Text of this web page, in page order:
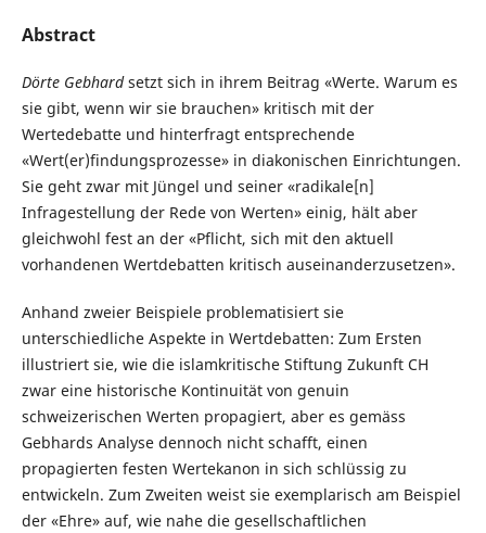
Abstract
Dörte Gebhardsetzt sich in ihrem Beitrag «Werte. Warum es
sie gibt, wenn wir sie brauchen» kritisch mit der
Wertedebatte und hinterfragt entsprechende
«Wert(er)findungsprozesse» in diakonischen Einrichtungen.
Sie geht zwar mit Jüngel und seiner «radikale[n]
Infragestellung der Rede von Werten» einig, hält aber
gleichwohl fest an der «Pflicht, sich mit den aktuell
vorhandenen Wertdebatten kritisch auseinanderzusetzen».
Anhand zweier Beispiele problematisiert sie
unterschiedliche Aspekte in Wertdebatten: Zum Ersten
illustriert sie, wie die islamkritische Stiftung Zukunft CH
zwar eine historische Kontinuität von genuin
schweizerischen Werten propagiert, aber es gemäss
Gebhards Analyse dennoch nicht schafft, einen
propagierten festen Wertekanon in sich schlüssig zu
entwickeln. Zum Zweiten weist sie exemplarisch am Beispiel
der «Ehre» auf, wie nahe die gesellschaftlichen